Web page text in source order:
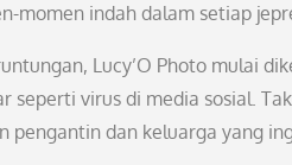
momen indah dalam setiap
Lucy’O Photo mulai
seperti virus di media sosial.
pengantin dan keluarga yang